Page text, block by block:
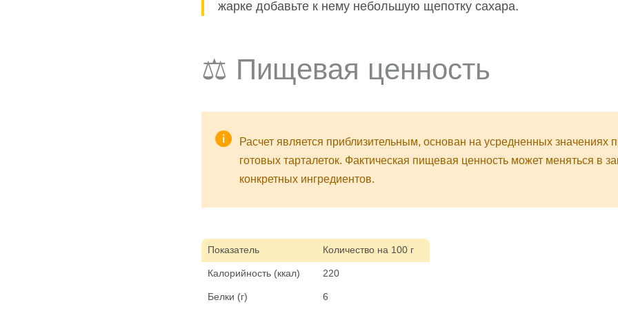
жарке добавьте к нему небольшую щепотку сахара.
⚖️ Пищевая ценность
Расчет является приблизительным, основан на усредненных значениях
готовых тарталеток. Фактическая пищевая ценность может меняться в
конкретных ингредиентов.
Показатель Количество на 100 г
Калорийность (ккал) 220
Белки (г) 6